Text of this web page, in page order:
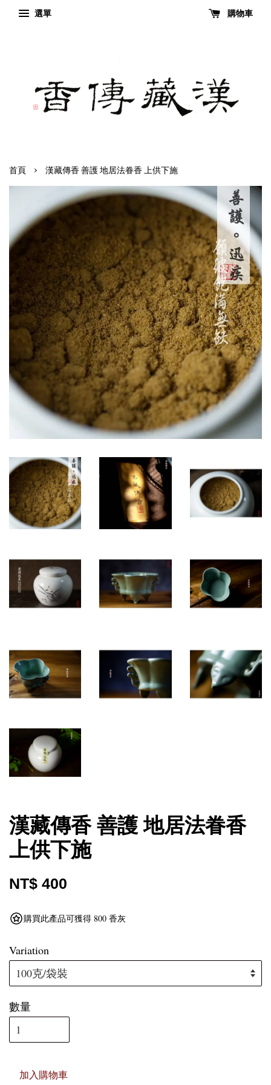
選單 購物車
首頁 › 漢藏傳香 善護 地居法眷香 上供下施
漢藏傳香 善護 地居法眷香
上供下施
NT$ 400
購買此產品可獲得 800 香灰
Variation
數量
加入購物車